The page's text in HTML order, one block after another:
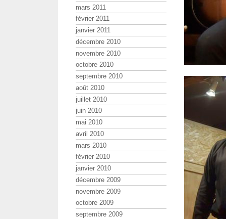
mars 2011
février 2011
janvier 2011
décembre 2010
novembre 2010
octobre 2010
septembre 2010
août 2010
juillet 2010
juin 2010
mai 2010
avril 2010
mars 2010
février 2010
janvier 2010
décembre 2009
novembre 2009
octobre 2009
septembre 2009